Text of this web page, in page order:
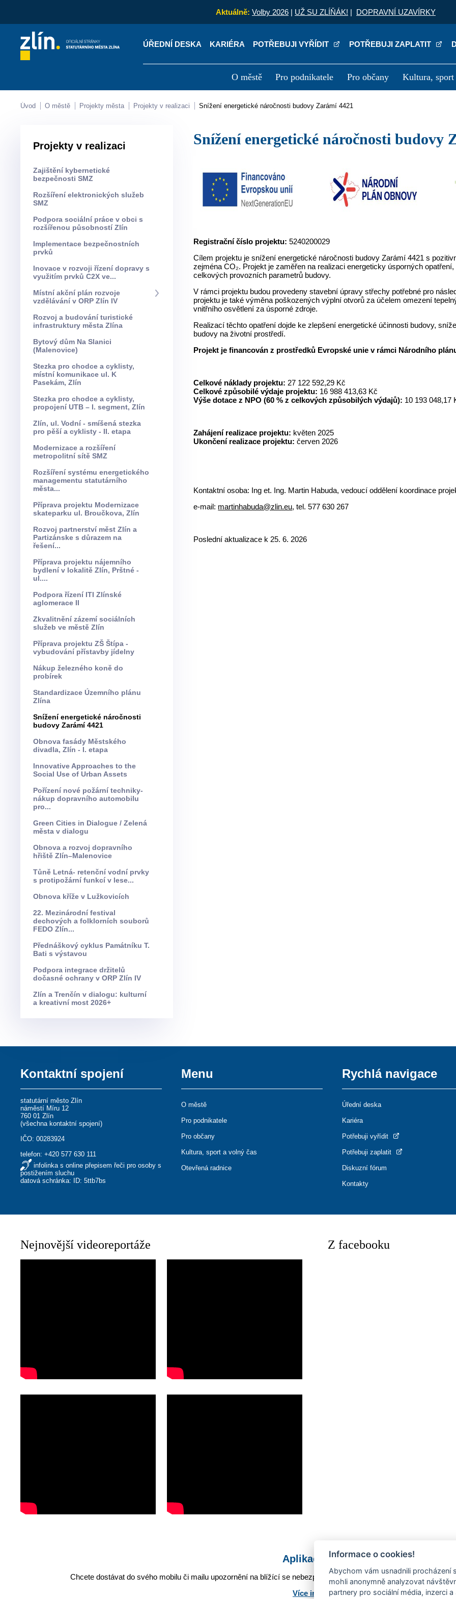
Aktuálně: Volby 2026 | UŽ SU ZLÍŇÁK! | DOPRAVNÍ UZAVÍRKY
ÚŘEDNÍ DESKA KARIÉRA POTŘEBUJI VYŘÍDIT POTŘEBUJI ZAPLATIT
O městě Pro podnikatele Pro občany Kultura, sport
Kontakty Úřední deska Kariéra
Úvod O městě Projekty města Projekty v realizaci Snížení energetické náročnosti budovy Zarámí 4421
Projekty v realizaci
Zajištění kybernetické
bezpečnosti SMZ
Rozšíření elektronických služeb
SMZ
Podpora sociální práce v obci s
rozšířenou působností Zlín
Implementace bezpečnostních
prvků
Inovace v rozvoji řízení dopravy s
využitím prvků C2X ve...
Místní akční plán rozvoje
vzdělávání v ORP Zlín IV
Rozvoj a budování turistické
infrastruktury města Zlína
Bytový dům Na Slanici
(Malenovice)
Stezka pro chodce a cyklisty,
místní komunikace ul. K
Pasekám, Zlín
Stezka pro chodce a cyklisty,
propojení UTB – I. segment, Zlín
Zlín, ul. Vodní - smíšená stezka
pro pěší a cyklisty - II. etapa
Modernizace a rozšíření
metropolitní sítě SMZ
Rozšíření systému energetického
managementu statutárního
města...
Příprava projektu Modernizace
skateparku ul. Broučkova, Zlín
Rozvoj partnerství měst Zlín a
Partizánske s důrazem na
řešení...
Příprava projektu nájemního
bydlení v lokalitě Zlín, Prštné -
ul....
Podpora řízení ITI Zlínské
aglomerace II
Zkvalitnění zázemí sociálních
služeb ve městě Zlín
Příprava projektu ZŠ Štípa -
vybudování přístavby jídelny
Nákup železného koně do
probírek
Standardizace Územního plánu
Zlína
Snížení energetické náročnosti
budovy Zarámí 4421
Obnova fasády Městského
divadla, Zlín - I. etapa
Innovative Approaches to the
Social Use of Urban Assets
Pořízení nové požární techniky-
nákup dopravního automobilu
pro...
Green Cities in Dialogue / Zelená
města v dialogu
Obnova a rozvoj dopravního
hřiště Zlín–Malenovice
Tůně Letná- retenční vodní prvky
s protipožární funkcí v lese...
Obnova kříže v Lužkovicích
22. Mezinárodní festival
dechových a folklorních souborů
FEDO Zlín...
Přednáškový cyklus Památníku T.
Bati s výstavou
Podpora integrace držitelů
dočasné ochrany v ORP Zlín IV
Zlín a Trenčín v dialogu: kulturní
a kreativní most 2026+
Snížení energetické náročnosti budovy
Registrační číslo projektu: 5240200029
Cílem projektu je snížení energetické náročnosti budovy Zarámí 4421 s
zejména CO₂. Projekt je zaměřen na realizaci energeticky úsporných
celkových provozních parametrů budovy.
V rámci projektu budou provedeny stavební úpravy střechy potřebné pro
projektu je také výměna poškozených výplní otvorů za účelem omezení
vnitřního osvětlení za úsporné zdroje.
Realizací těchto opatření dojde ke zlepšení energetické účinnosti budovy,
budovy na životní prostředí.
Projekt je financován z prostředků Evropské unie v rámci Národního
Celkové náklady projektu: 27 122 592,29 Kč
Celkové způsobilé výdaje projektu: 16 988 413,63 Kč
Výše dotace z NPO (60 % z celkových způsobilých výdajů): 10 193 048,17
Zahájení realizace projektu: květen 2025
Ukončení realizace projektu: červen 2026
Kontaktní osoba: Ing et. Ing. Martin Habuda, vedoucí oddělení koordinace
e-mail: martinhabuda@zlin.eu, tel. 577 630 267
Poslední aktualizace k 25. 6. 2026
Kontaktní spojení
statutární město Zlín
náměstí Míru 12
760 01 Zlín
(všechna kontaktní spojení)
IČO: 00283924
telefon:+420 577 630 111
infolinka s online přepisem řeči pro osoby s
postižením sluchu
datová schránka: ID: 5ttb7bs
Menu
O městě
Pro podnikatele
Pro občany
Kultura, sport a volný čas
Otevřená radnice
Rychlá navigace
Úřední deska
Kariéra
Potřebuji vyřídit
Potřebuji zaplatit
Diskuzní fórum
Kontakty
Nejnovější videoreportáže Z facebooku
Aplikace Mobilní rozhlas
Chcete dostávat do svého mobilu či mailu upozornění na blížící se nebezpečí, odstávky, poruchy a výpadky
Více informací o aplikaci
Informace o cookies!
Abychom vám usnadnili procházení
mohli anonymně analyzovat
partnery pro sociální média, inzerci a